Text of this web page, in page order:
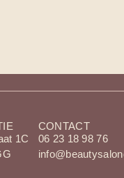
1C
CONTACT
06 23 18 98 76